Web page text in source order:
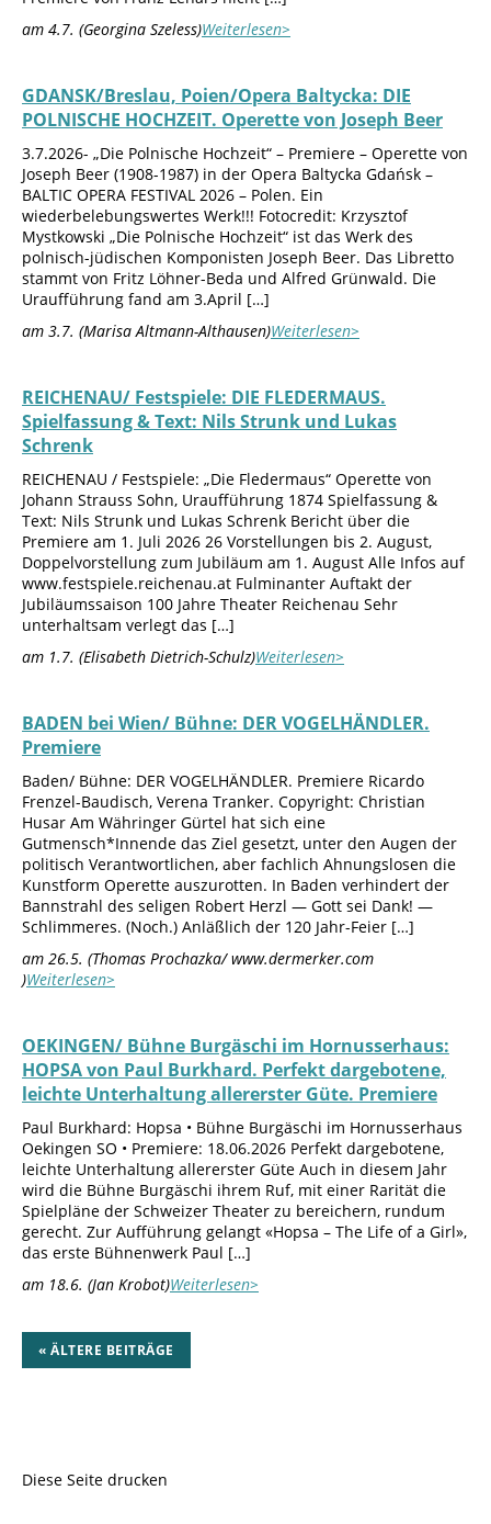
am 4.7. (Georgina Szeless)Weiterlesen>
GDANSK/Breslau, Poien/Opera Baltycka: DIE
POLNISCHE HOCHZEIT. Operette von Joseph Beer
3.7.2026- „Die Polnische Hochzeit“ – Premiere – Operette von
Joseph Beer (1908-1987) in der Opera Baltycka Gdańsk –
BALTIC OPERA FESTIVAL 2026 – Polen. Ein
wiederbelebungswertes Werk!!! Fotocredit: Krzysztof
Mystkowski „Die Polnische Hochzeit“ ist das Werk des
polnisch-jüdischen Komponisten Joseph Beer. Das Libretto
stammt von Fritz Löhner-Beda und Alfred Grünwald. Die
Uraufführung fand am 3.April […]
am 3.7. (Marisa Altmann-Althausen)Weiterlesen>
REICHENAU/ Festspiele: DIE FLEDERMAUS.
Spielfassung & Text: Nils Strunk und Lukas
Schrenk
REICHENAU / Festspiele: „Die Fledermaus“ Operette von
Johann Strauss Sohn, Uraufführung 1874 Spielfassung &
Text: Nils Strunk und Lukas Schrenk Bericht über die
Premiere am 1. Juli 2026 26 Vorstellungen bis 2. August,
Doppelvorstellung zum Jubiläum am 1. August Alle Infos auf
www.festspiele.reichenau.at Fulminanter Auftakt der
Jubiläumssaison 100 Jahre Theater Reichenau Sehr
unterhaltsam verlegt das […]
am 1.7. (Elisabeth Dietrich-Schulz)Weiterlesen>
BADEN bei Wien/ Bühne: DER VOGELHÄNDLER.
Premiere
Baden/ Bühne: DER VOGELHÄNDLER. Premiere Ricardo
Frenzel-Baudisch, Verena Tranker. Copyright: Christian
Husar Am Währinger Gürtel hat sich eine
Gutmensch*Innende das Ziel gesetzt, unter den Augen der
politisch Verantwortlichen, aber fachlich Ahnungslosen die
Kunstform Operette auszurotten. In Baden verhindert der
Bannstrahl des seligen Robert Herzl — Gott sei Dank! —
Schlimmeres. (Noch.) Anläßlich der 120 Jahr-Feier […]
am 26.5. (Thomas Prochazka/ www.dermerker.com
)Weiterlesen>
OEKINGEN/ Bühne Burgäschi im Hornusserhaus:
HOPSA von Paul Burkhard. Perfekt dargebotene,
leichte Unterhaltung allererster Güte. Premiere
Paul Burkhard: Hopsa • Bühne Burgäschi im Hornusserhaus
Oekingen SO • Premiere: 18.06.2026 Perfekt dargebotene,
leichte Unterhaltung allererster Güte Auch in diesem Jahr
wird die Bühne Burgäschi ihrem Ruf, mit einer Rarität die
Spielpläne der Schweizer Theater zu bereichern, rundum
gerecht. Zur Aufführung gelangt «Hopsa – The Life of a Girl»,
das erste Bühnenwerk Paul […]
am 18.6. (Jan Krobot)Weiterlesen>
« ÄLTERE BEITRÄGE
Diese Seite drucken